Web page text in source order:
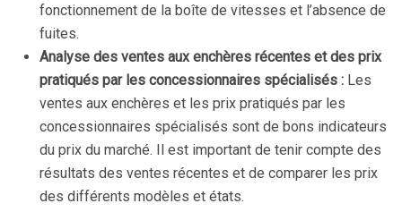
fonctionnement de la boîte de vitesses et l’absence de
fuites.
Analyse des ventes aux enchères récentes et des prix
pratiqués par les concessionnaires spécialisés : Les
ventes aux enchères et les prix pratiqués par les
concessionnaires spécialisés sont de bons indicateurs
du prix du marché. Il est important de tenir compte des
résultats des ventes récentes et de comparer les prix
des différents modèles et états.